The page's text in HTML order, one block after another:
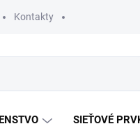
Kontakty
SIEŤOVÉ